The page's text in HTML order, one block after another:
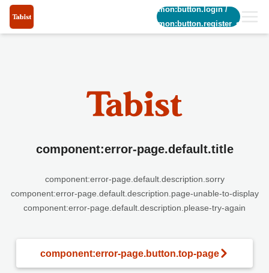
common:button.login/
common:button.register_short
component:error-page.default.title
component:error-page.default.description.sorry
component:error-page.default.description.page-unable-to-display
component:error-page.default.description.please-try-again
component:error-page.button.top-page